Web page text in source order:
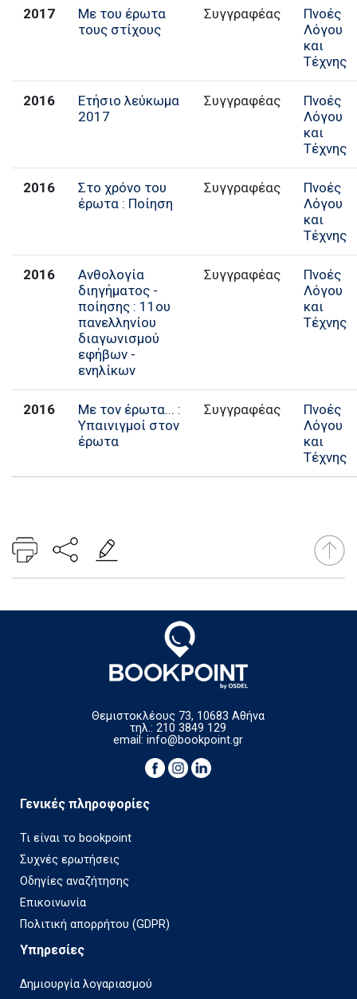
2017
Με του έρωτα
τους στίχους
Συγγραφέας
Πνοές
Λόγου
και
Τέχνης
2016
Ετήσιο λεύκωμα
2017
Συγγραφέας
Πνοές
Λόγου
και
Τέχνης
2016
Στο χρόνο του
έρωτα : Ποίηση
Συγγραφέας
Πνοές
Λόγου
και
Τέχνης
2016
Ανθολογία
διηγήματος -
ποίησης : 11ου
πανελληνίου
διαγωνισμού
εφήβων -
ενηλίκων
Συγγραφέας
Πνοές
Λόγου
και
Τέχνης
2016
Με τον έρωτα... :
Υπαινιγμοί στον
έρωτα
Συγγραφέας
Πνοές
Λόγου
και
Τέχνης
Θεμιστοκλέους 73, 10683 Αθήνα
τηλ.: 210 3849 129
email:info@bookpoint.gr
Γενικές πληροφορίες
Τι είναι το bookpoint
Συχνές ερωτήσεις
Οδηγίες αναζήτησης
Επικοινωνία
Πολιτική απορρήτου (GDPR)
Υπηρεσίες
Δημιουργία λογαριασμού